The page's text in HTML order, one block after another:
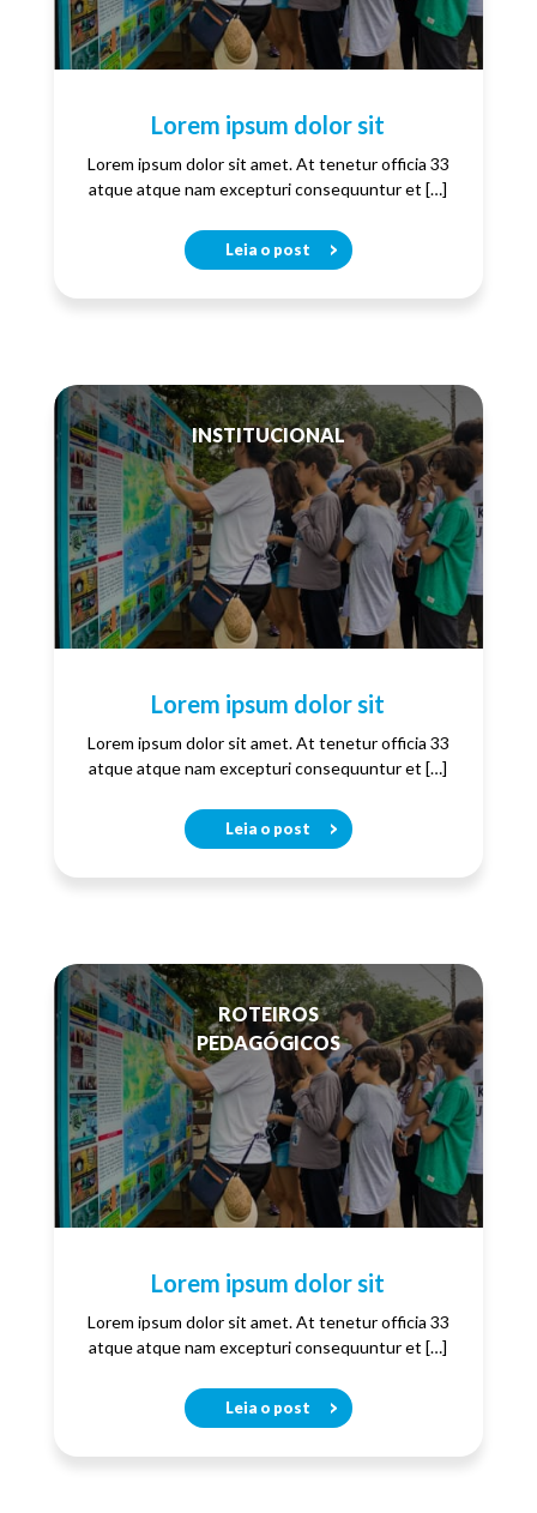
Lorem ipsum dolor sit
Lorem ipsum dolor sit amet. At tenetur officia 33
atque atque nam excepturi consequuntur et […]
Leia o post
INSTITUCIONAL
Lorem ipsum dolor sit
Lorem ipsum dolor sit amet. At tenetur officia 33
atque atque nam excepturi consequuntur et […]
Leia o post
ROTEIROS
PEDAGÓGICOS
Lorem ipsum dolor sit
Lorem ipsum dolor sit amet. At tenetur officia 33
atque atque nam excepturi consequuntur et […]
Leia o post